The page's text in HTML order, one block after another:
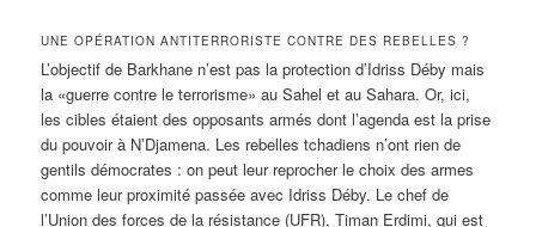
UNE OPÉRATION ANTITERRORISTE CONTRE DES REBELLES ?
L’objectif de Barkhane n’est pas la protection d’Idriss Déby mais
la «guerre contre le terrorisme» au Sahel et au Sahara. Or, ici,
les cibles étaient des opposants armés dont l’agenda est la prise
du pouvoir à N’Djamena. Les rebelles tchadiens n’ont rien de
gentils démocrates : on peut leur reprocher le choix des armes
comme leur proximité passée avec Idriss Déby. Le chef de
l’Union des forces de la résistance (UFR), Timan Erdimi, qui est